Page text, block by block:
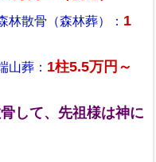
林散骨（森林葬）： 1
山葬： 1柱5.5万円～
して、先祖様は神に